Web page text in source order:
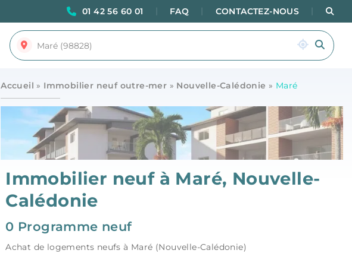
01 42 56 60 01 FAQ CONTACTEZ-NOUS
Accueil » Immobilier neuf outre-mer » Nouvelle-Calédonie » Maré
Immobilier neuf à Maré, Nouvelle-
Calédonie
0 Programme neuf
Achat de logements neufs à Maré (Nouvelle-Calédonie)